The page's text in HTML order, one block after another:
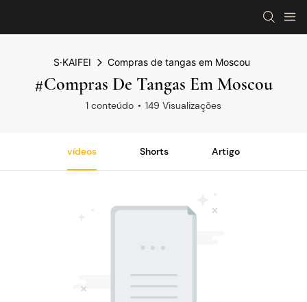
S·KAIFEI Compras de tangas em Moscou
#Compras De Tangas Em Moscou
1 conteúdo 149 Visualizações
vídeos Shorts Artigo